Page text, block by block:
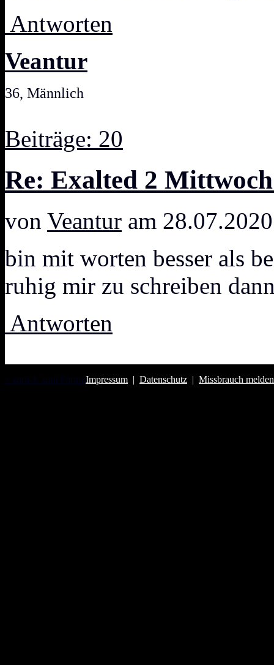
Antworten
Veantur
36, Männlich
Beiträge: 20
Re: Exalted 2
von Veantur am
bin mit worten besser als
ruhig mir zu schreiben
Antworten
« zurück zum ForumImpressum | Datenschutz | Missbrauch melden